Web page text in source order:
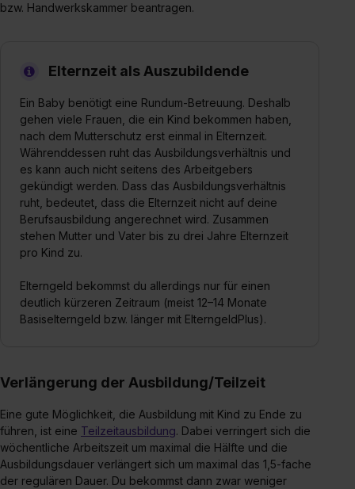
bzw. Handwerkskammer beantragen.
Elternzeit als Auszubildende
Ein Baby benötigt eine Rundum-Betreuung. Deshalb
gehen viele Frauen, die ein Kind bekommen haben,
nach dem Mutterschutz erst einmal in Elternzeit.
Währenddessen ruht das Ausbildungsverhältnis und
es kann auch nicht seitens des Arbeitgebers
gekündigt werden. Dass das Ausbildungsverhältnis
ruht, bedeutet, dass die Elternzeit nicht auf deine
Berufsausbildung angerechnet wird. Zusammen
stehen Mutter und Vater bis zu drei Jahre Elternzeit
pro Kind zu.
Elterngeld bekommst du allerdings nur für einen
deutlich kürzeren Zeitraum (meist 12–14 Monate
Basiselterngeld bzw. länger mit ElterngeldPlus).
Verlängerung der Ausbildung/Teilzeit
Eine gute Möglichkeit, die Ausbildung mit Kind zu Ende zu
führen, ist eine Teilzeitausbildung. Dabei verringert sich die
wöchentliche Arbeitszeit um maximal die Hälfte und die
Ausbildungsdauer verlängert sich um maximal das 1,5-fache
der regulären Dauer. Du bekommst dann zwar weniger